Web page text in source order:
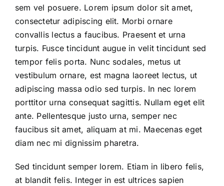
sem vel posuere. Lorem ipsum dolor sit amet,
consectetur adipiscing elit. Morbi ornare
convallis lectus a faucibus. Praesent et urna
turpis. Fusce tincidunt augue in velit tincidunt sed
tempor felis porta. Nunc sodales, metus ut
vestibulum ornare, est magna laoreet lectus, ut
adipiscing massa odio sed turpis. In nec lorem
porttitor urna consequat sagittis. Nullam eget elit
ante. Pellentesque justo urna, semper nec
faucibus sit amet, aliquam at mi. Maecenas eget
diam nec mi dignissim pharetra.
Sed tincidunt semper lorem. Etiam in libero felis,
at blandit felis. Integer in est ultrices sapien